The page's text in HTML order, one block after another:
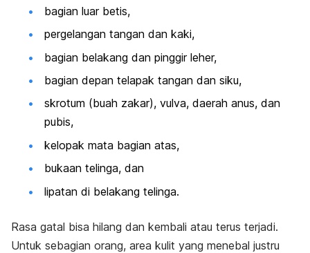
bagian luar betis,
pergelangan tangan dan kaki,
bagian belakang dan pinggir leher,
bagian depan telapak tangan dan siku,
skrotum (buah zakar), vulva, daerah anus, dan
pubis,
kelopak mata bagian atas,
bukaan telinga, dan
lipatan di belakang telinga.
Rasa gatal bisa hilang dan kembali atau terus terjadi.
Untuk sebagian orang, area kulit yang menebal justru